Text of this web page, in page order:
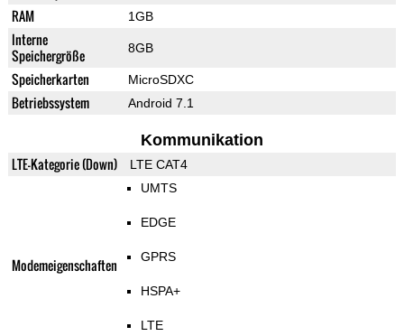
RAM 1GB
Interne
Speichergröße
8GB
Speicherkarten MicroSDXC
Betriebssystem Android 7.1
Kommunikation
LTE-Kategorie (Down) LTE CAT4
Modemeigenschaften
UMTS
EDGE
GPRS
HSPA+
LTE